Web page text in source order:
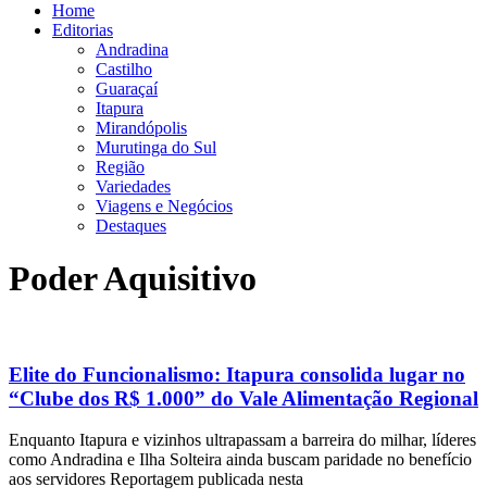
Home
Editorias
Andradina
Castilho
Guaraçaí
Itapura
Mirandópolis
Murutinga do Sul
Região
Variedades
Viagens e Negócios
Destaques
Poder Aquisitivo
Elite do Funcionalismo: Itapura consolida lugar no
“Clube dos R$ 1.000” do Vale Alimentação Regional
Enquanto Itapura e vizinhos ultrapassam a barreira do milhar, líderes
como Andradina e Ilha Solteira ainda buscam paridade no benefício
aos servidores Reportagem publicada nesta